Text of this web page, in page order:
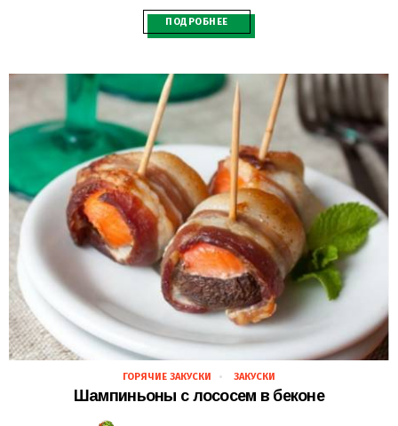
ПОДРОБНЕЕ
28.02.2021
ГОРЯЧИЕ ЗАКУСКИ ЗАКУСКИ
Шампиньоны с лососем в беконе